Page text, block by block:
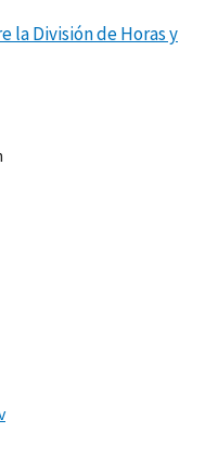
la División de Horas y